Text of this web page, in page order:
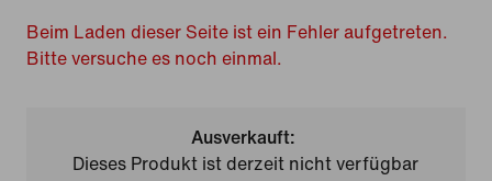
Beim Laden dieser Seite ist ein Fehler aufgetreten.
Bitte versuche es noch einmal.
Ausverkauft:
Dieses Produkt ist derzeit nicht verfügbar